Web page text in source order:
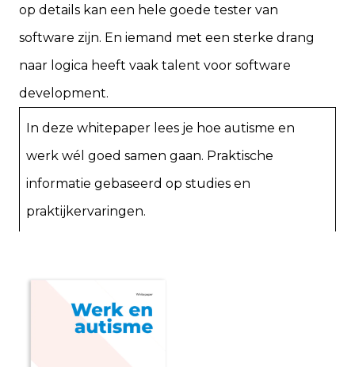
op details kan een hele goede tester van
software zijn. En iemand met een sterke drang
naar logica heeft vaak talent voor software
development.
In deze whitepaper lees je hoe autisme en
werk wél goed samen gaan. Praktische
informatie gebaseerd op studies en
praktijkervaringen.